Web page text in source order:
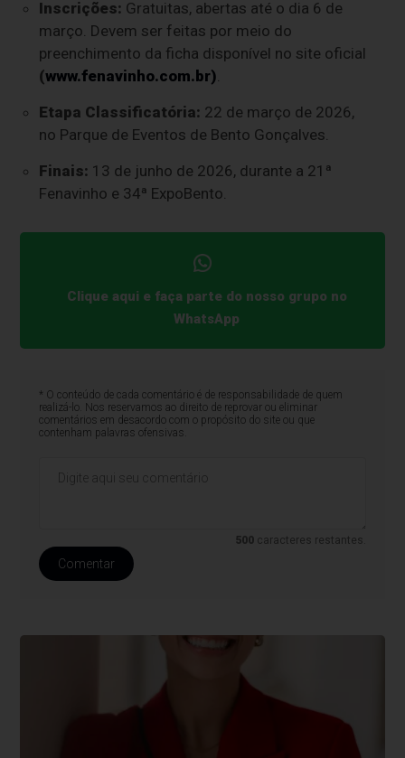
Inscrições: Gratuitas, abertas até o dia 6 de
março. Devem ser feitas por meio do
preenchimento da ficha disponível no site oficial
(www.fenavinho.com.br).
Etapa Classificatória: 22 de março de 2026,
no Parque de Eventos de Bento Gonçalves.
Finais: 13 de junho de 2026, durante a 21ª
Fenavinho e 34ª ExpoBento.
Clique aqui e faça parte do nosso grupo no
WhatsApp
* O conteúdo de cada comentário é de responsabilidade de quem
realizá-lo. Nos reservamos ao direito de reprovar ou eliminar
comentários em desacordo com o propósito do site ou que
contenham palavras ofensivas.
500 caracteres restantes.
Comentar